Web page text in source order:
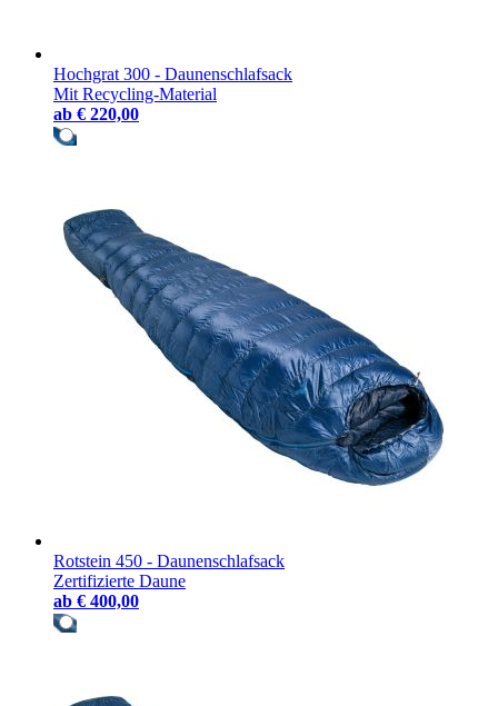
Hochgrat 300 - Daunenschlafsack
Mit Recycling-Material
ab € 220,00
Rotstein 450 - Daunenschlafsack
Zertifizierte Daune
ab € 400,00